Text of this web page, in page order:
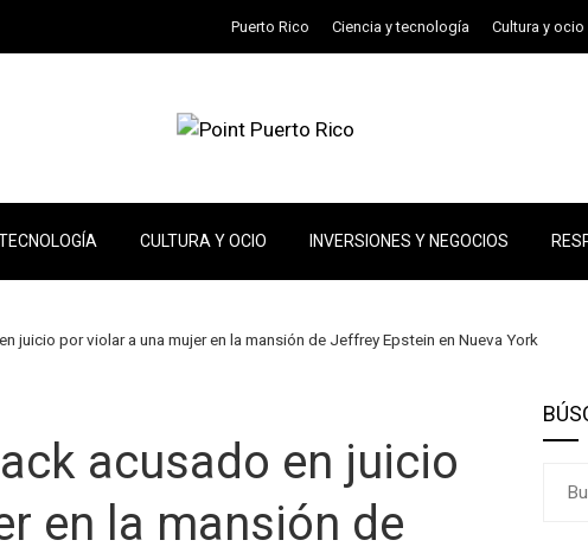
Puerto Rico Ciencia y tecnología Cultura y ocio
CULTURA Y OCIO INVERSIONES Y NEGOCIOS
juicio por violar a una mujer en la mansión de Jeffrey Epstein en Nueva York
acusado en juicio
en la mansión de